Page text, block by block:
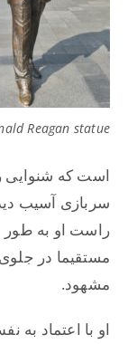
Reagan statue
است که شنوایی
سربازی آسیب
راست او به طور
مستقیما در
مشهود.
او با اعتماد